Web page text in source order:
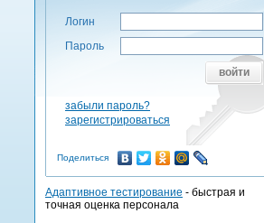
Логин
Пароль
войти
забыли пароль?
зарегистрироваться
Поделиться
Адаптивное тестирование - быстрая и
точная оценка персонала